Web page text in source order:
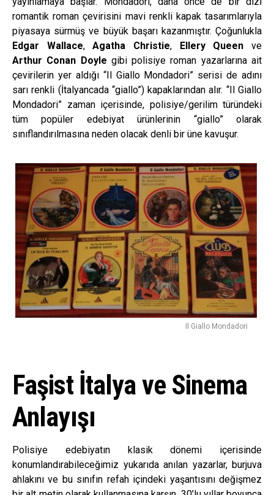
romantik roman çevirisini mavi renkli kapak tasarımlarıyla
piyasaya sürmüş ve büyük başarı kazanmıştır. Çoğunlukla
Edgar Wallace,Agatha Christie, Ellery Queen ve
Arthur Conan Doyle gibi polisiye roman yazarlarına ait
çevirilerin yer aldığı “Il Giallo Mondadori” serisi de adını
sarı renkli (İtalyancada “giallo”) kapaklarından alır. “Il Giallo
Mondadori” zaman içerisinde, polisiye/gerilim türündeki
tüm popüler edebiyat ürünlerinin “giallo” olarak
sınıflandırılmasına neden olacak denli bir üne kavuşur.
Il Giallo Mondadori
Faşist İtalya ve Sinema
Anlayışı
Polisiye edebiyatın klasik dönemi içerisinde
konumlandırabileceğimiz yukarıda anılan yazarlar, burjuva
ahlakını ve bu sınıfın refah içindeki yaşantısını değişmez